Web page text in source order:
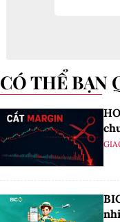
CÓ THỂ BẠN